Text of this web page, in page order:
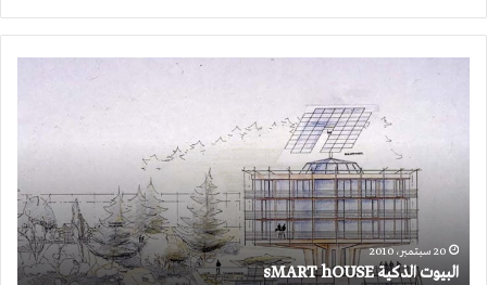
20 سبتمبر، 2010
البيوت الذكية sMART hOUSE